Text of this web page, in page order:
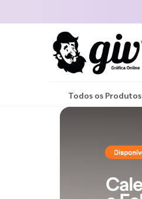
Todos os Produtos